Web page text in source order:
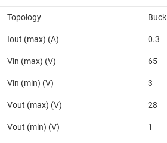
Topology Buck
Iout (max) (A) 0.3
Vin (max) (V) 65
Vin (min) (V) 3
Vout (max) (V) 28
Vout (min) (V) 1